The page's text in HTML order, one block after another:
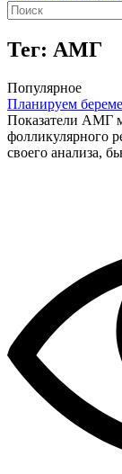
Тег: АМГ
Популярное
Планируем
Показатели АМГ
фолликулярного
своего анализа,